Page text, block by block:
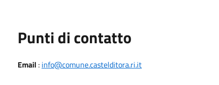
Punti di contatto
Email : info@comune.castelditora.ri.it